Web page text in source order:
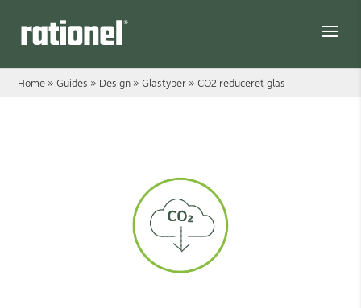
Home »Guides » Design »Glastyper »CO2 reduceret glas